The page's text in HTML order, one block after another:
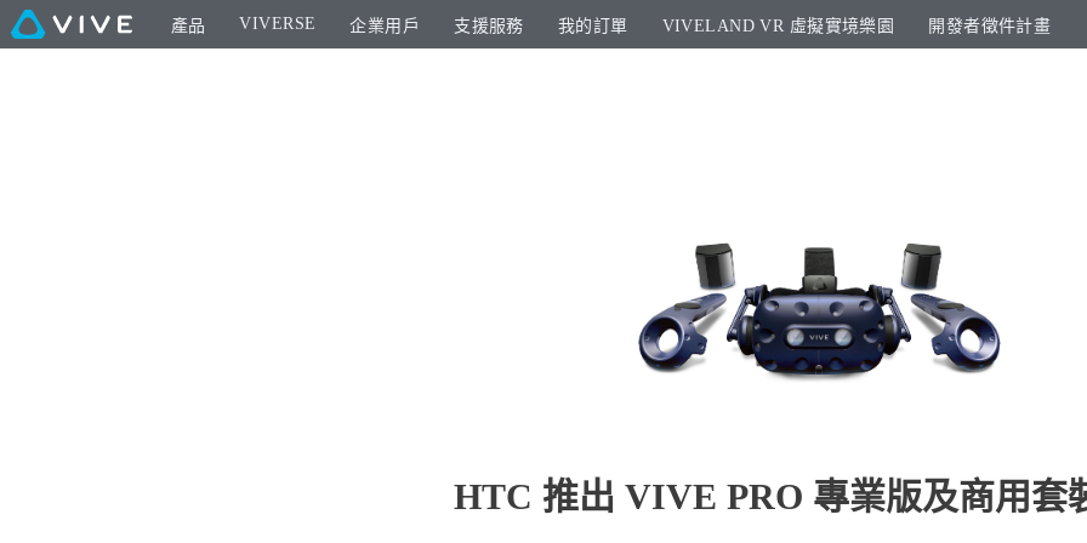
產品 VIVERSE 企業用戶 支援服務 我的訂單 VIVELAND VR 虛擬實境樂園​ 開發者徵件計畫​
HTC 推出 VIVE PRO 專業版及商用套